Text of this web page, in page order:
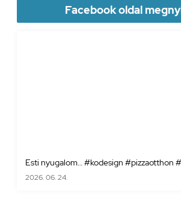
Facebook oldal
Esti nyugalom… #kodesign #pizzaotthon
2026. 06. 24.